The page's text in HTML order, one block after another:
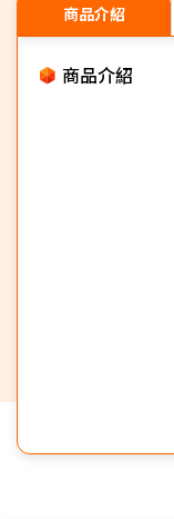
商品介紹
商品介紹